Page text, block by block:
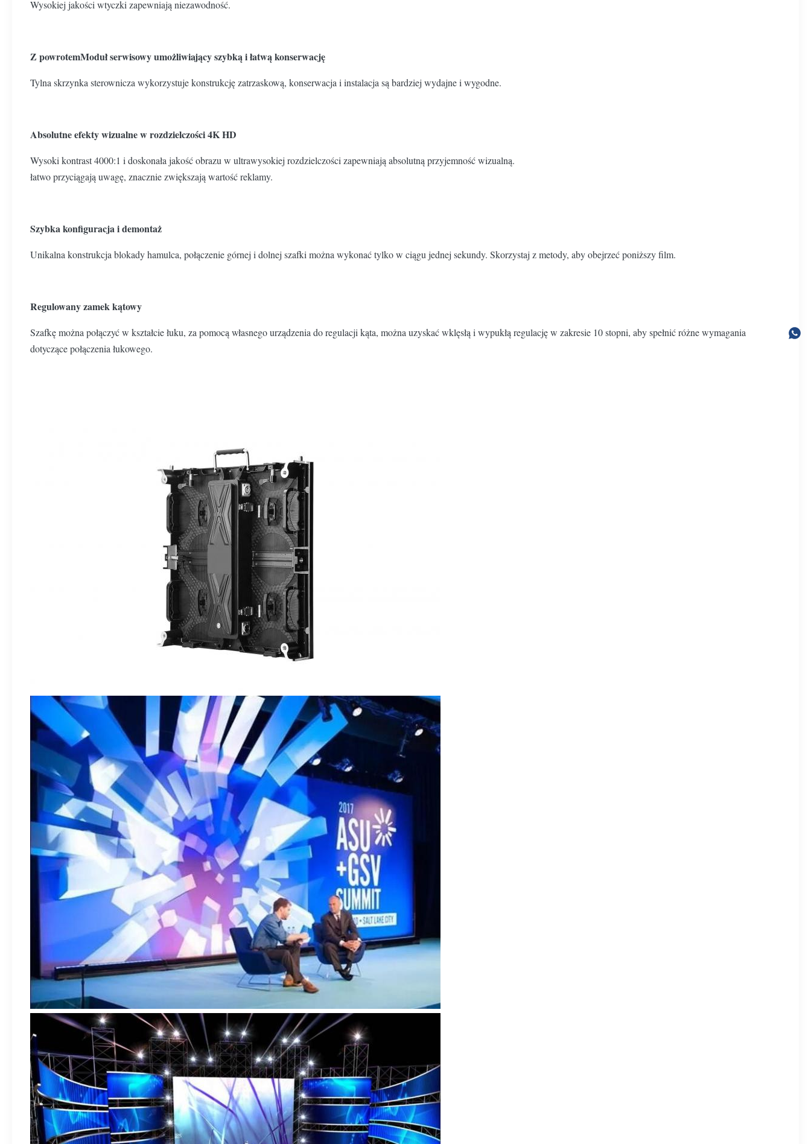
Wysokiej jakości wtyczki zapewniają niezawodność.
Z powrotemModuł serwisowy umożliwiający szybką i łatwą konserwację
Tylna skrzynka sterownicza wykorzystuje konstrukcję zatrzaskową, konserwacja i instalacja są bardziej wydajne i wygodne.
Absolutne efekty wizualne w rozdzielczości 4K HD
Wysoki kontrast 4000:1 i doskonała jakość obrazu w ultrawysokiej rozdzielczości zapewniają absolutną przyjemność wizualną.
łatwo przyciągają uwagę, znacznie zwiększają wartość reklamy.
Szybka konfiguracja i demontaż
Unikalna konstrukcja blokady hamulca, połączenie górnej i dolnej szafki można wykonać tylko w ciągu jednej sekundy. Skorzystaj z metody, aby obejrzeć poniższy film.
Regulowany zamek kątowy
Szafkę można połączyć w kształcie łuku, za pomocą własnego urządzenia do regulacji kąta, można uzyskać wklęsłą i wypukłą regulację w zakresie 10 stopni, aby spełnić różne wymagania
dotyczące połączenia łukowego.